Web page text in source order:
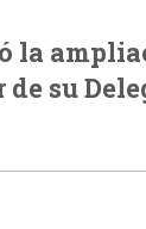
la
su